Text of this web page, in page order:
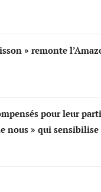
» remonte
pour leur
nous » qui